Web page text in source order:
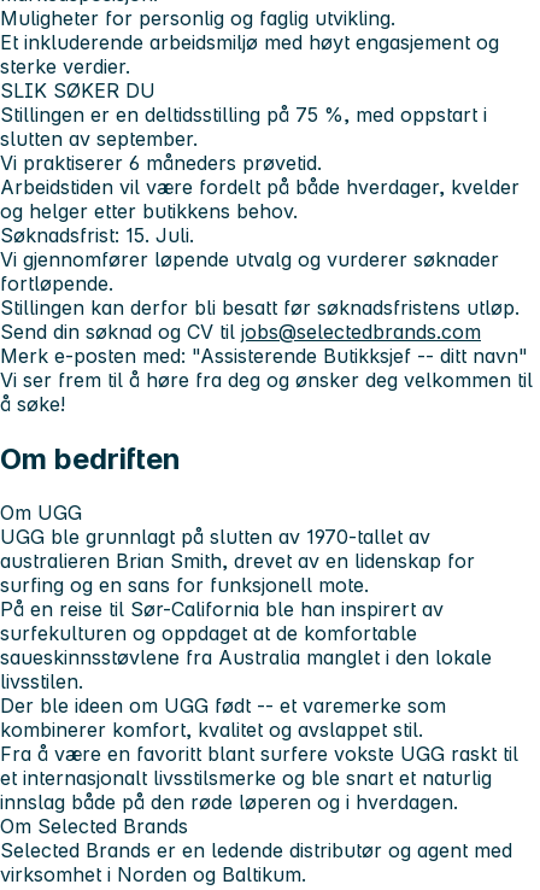
Muligheter for personlig og faglig utvikling.
Et inkluderende arbeidsmiljø med høyt engasjement og
sterke verdier.
SLIK SØKER DU
Stillingen er en deltidsstilling på 75 %, med oppstart i
slutten av september.
Vi praktiserer 6 måneders prøvetid.
Arbeidstiden vil være fordelt på både hverdager, kvelder
og helger etter butikkens behov.
Søknadsfrist: 15. Juli.
Vi gjennomfører løpende utvalg og vurderer søknader
fortløpende.
Stillingen kan derfor bli besatt før søknadsfristens utløp.
Send din søknad og CV til jobs@selectedbrands.com
Merk e-posten med: "Assisterende Butikksjef -- ditt navn"
Vi ser frem til å høre fra deg og ønsker deg velkommen til
å søke!
Om bedriften
Om UGG
UGG ble grunnlagt på slutten av 1970-tallet av
australieren Brian Smith, drevet av en lidenskap for
surfing og en sans for funksjonell mote.
På en reise til Sør-California ble han inspirert av
surfekulturen og oppdaget at de komfortable
saueskinnsstøvlene fra Australia manglet i den lokale
livsstilen.
Der ble ideen om UGG født -- et varemerke som
kombinerer komfort, kvalitet og avslappet stil.
Fra å være en favoritt blant surfere vokste UGG raskt til
et internasjonalt livsstilsmerke og ble snart et naturlig
innslag både på den røde løperen og i hverdagen.
Om Selected Brands
Selected Brands er en ledende distributør og agent med
virksomhet i Norden og Baltikum.